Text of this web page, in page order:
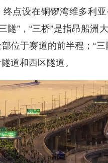
终点设在铜锣湾维多利
隧”，“三桥”是指昂船洲
位于赛道的前半程；“三
道和西区隧道。